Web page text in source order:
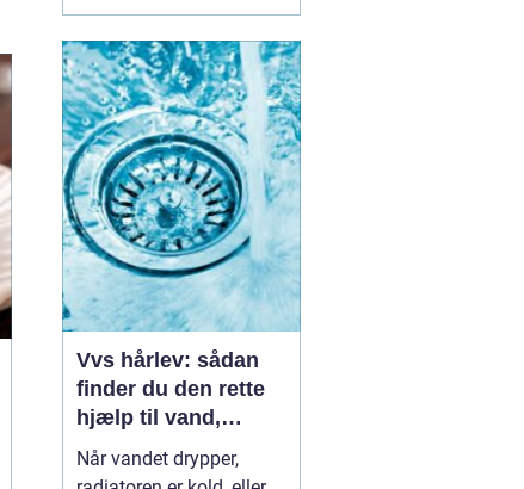
Aalborg har klassikeren
en blanding af klassiske
stykker, lokale råvarer og
moderne anretninger, der
taler til både den travle
hverdag og de sæ...
Vvs hårlev: sådan
finder du den rette
hjælp til vand,
varme og sanitet
Når vandet drypper,